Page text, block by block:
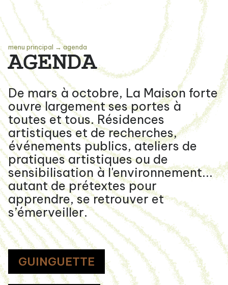
menu principal →agenda
AGENDA
De mars à octobre, La Maison forte
ouvre largement ses portes à
toutes et tous. Résidences
artistiques et de recherches,
événements publics, ateliers de
pratiques artistiques ou de
sensibilisation à l'environnement...
autant de prétextes pour
apprendre, se retrouver et
s’émerveiller.
GUINGUETTE